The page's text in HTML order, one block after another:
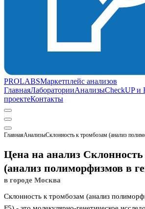
PROLABSМаркетплейс анализов
ГлавнаяЛабораторииАнализыCheckUP и
проектеКонтакты
ГлавнаяАнализы
Цена на анализ
(анализ полиморфизмов в
в городе Москва
Склонность к тромбозам (анализ